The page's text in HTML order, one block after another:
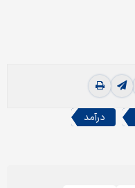
درآمد